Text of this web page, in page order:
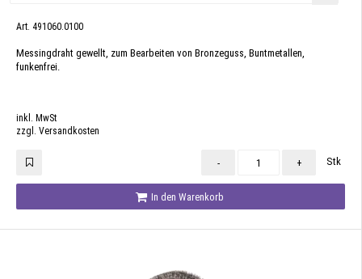
Art. 491060.0100
Messingdraht gewellt, zum Bearbeiten von Bronzeguss, Buntmetallen,
funkenfrei.
inkl. MwSt
zzgl. Versandkosten
- + Stk
In den Warenkorb